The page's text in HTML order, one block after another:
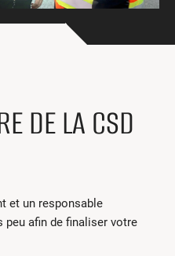
DE LA CSD
et un responsable
afin de finaliser votre